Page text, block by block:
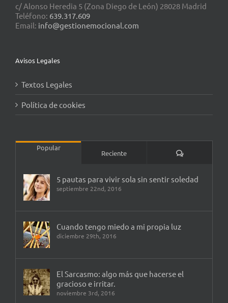
c/ Alonso Heredia 5 (Zona Diego de León) 28028 Madrid
Teléfono: 639.317.609
Email: info@gestionemocional.com
Avisos Legales
Textos Legales
Política de cookies
Popular
Reciente Comentarios
5 pautas para vivir sola sin sentir soledad
septiembre 22nd, 2016
Cuando tengo miedo a mi propia luz
diciembre 29th, 2016
El Sarcasmo: algo más que hacerse el
gracioso e irritar.
noviembre 3rd, 2016